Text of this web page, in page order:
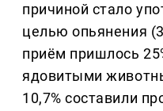
причиной стало
целью опьянения
приём пришлось
ядовитыми
10,7% составили